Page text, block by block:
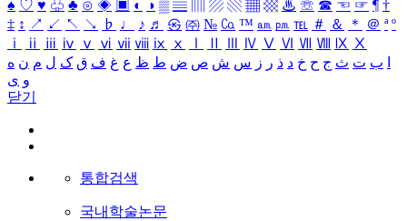
♠ ♡ ♥ ♧ ♣ ⊙ ◈ ▣ ◐ ◑ ▒ ▤ ▨ ▧ ▦ ▩ ♨ ☏ ☎ ☜ ☞ ¶ †
‡ ↕ ↗ ↙ ↖ ↘ ♭ ♩ ♪ ♬ ㉿ ㈜ № ㏇ ™ ㏂ ㏘ ℡ ＃ ＆ ＊ ＠ ª º
ⅰ
ⅱ ⅲ ⅳ ⅴ ⅵ ⅶ ⅷ ⅸ ⅹ Ⅳ Ⅴ Ⅵ Ⅶ Ⅷ Ⅸ Ⅹ
ب ت ث ج ح خ د ذ ر ز س ش ص ض ط ظ ع غ ف ق ک ل م ن ه
و ی
닫기
통합검색
국내학술논문